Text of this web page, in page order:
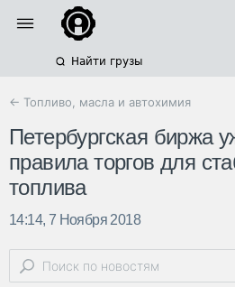
Найти грузы
← Топливо, масла и автохимия
Петербургская биржа
правила торгов для
топлива
14:14, 7 Ноября 2018